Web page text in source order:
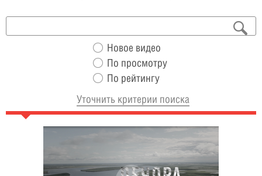
Новое видео
По просмотру
По рейтингу
Уточнить критерии поиска